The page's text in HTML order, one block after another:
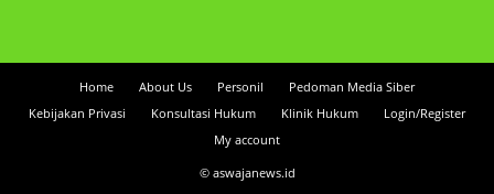
Home About Us Personil
Pedoman Media Siber
Kebijakan Privasi
Konsultasi Hukum Klinik Hukum
Login/Register
My account
© aswajanews.id